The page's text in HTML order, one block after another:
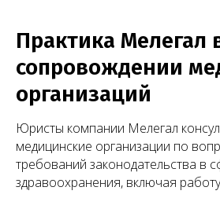
Практика Мелегал
сопровождении
организаций
Юристы компании Мелегал
медицинские организации по
требований законодательства в
здравоохранения, включая